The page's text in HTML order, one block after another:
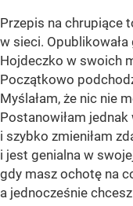
Przepis na chrupiące
w sieci.
Hojdeczko w swoich
Początkowo
Myślałam, że nic nie
Postanowiłam
i szybko zmieniłam
i jest genialna w
gdy masz ochotę na
a jednocześnie